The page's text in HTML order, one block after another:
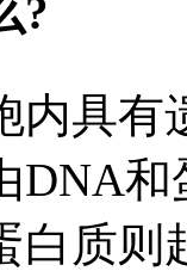
?
具有
DNA
白质